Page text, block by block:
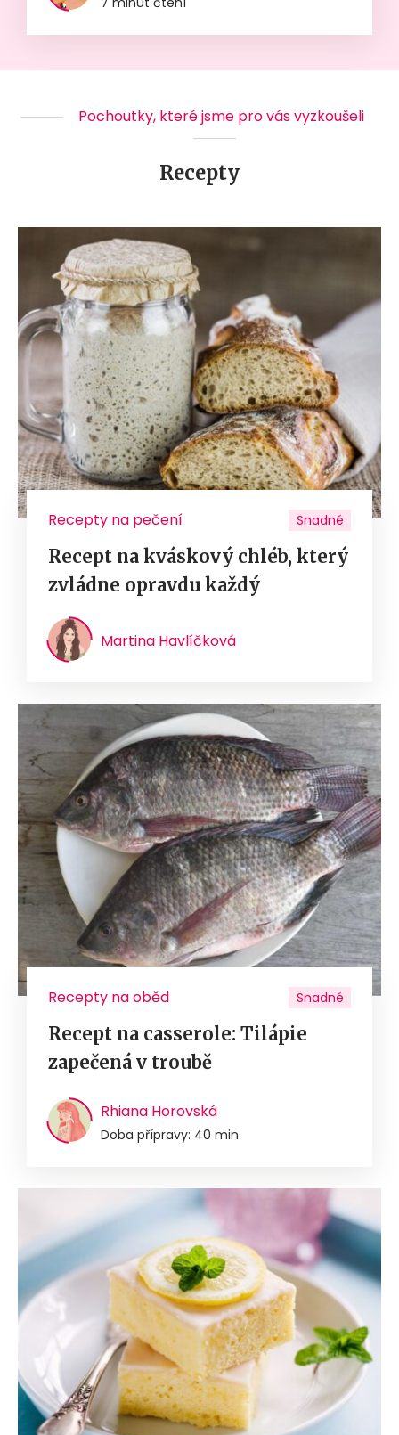
Pochoutky, které jsme pro vás vyzkoušeli
Recepty
Recepty na pečení Snadné
Recept na kváskový chléb, který
zvládne opravdu každý
Martina Havlíčková
Recepty na oběd Snadné
Recept na casserole: Tilápie
zapečená v troubě
Rhiana Horovská
Doba přípravy: 40 min